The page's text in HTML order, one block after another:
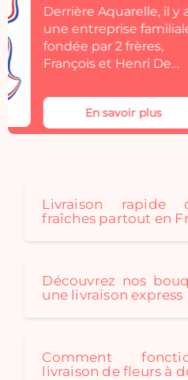
Livraison rapide
fraîches partout en
Découvrez nos
une livraison express
Comment
livraison de fleurs à